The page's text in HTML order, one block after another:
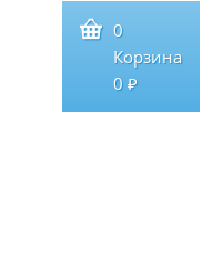
0
Корзина
0 ₽